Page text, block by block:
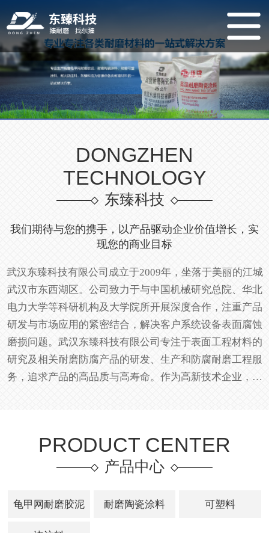
DONGZHEN
TECHNOLOGY
东臻科技
我们期待与您的携手，以产品驱动企业价值增长，实
现您的商业目标
武汉东臻科技有限公司成立于2009年，坐落于美丽的江城
武汉市东西湖区。公司致力于与中国机械研究总院、华北
电力大学等科研机构及大学院所开展深度合作，注重产品
研发与市场应用的紧密结合，解决客户系统设备表面腐蚀
磨损问题。武汉东臻科技有限公司专注于表面工程材料的
研究及相关耐磨防腐产品的研发、生产和防腐耐磨工程服
务，追求产品的高品质与高寿命。作为高新技术企业，公
广泛赞誉。公司产品种类丰富，涵盖三百余类产品，涉及
到海洋、航空等多个领域，展现了公司在耐磨防腐技术领
秉承专业精神，为客户提供更优质的产品与服务。公司精
PRODUCT CENTER
产品中心
龟甲网耐磨胶泥 耐磨陶瓷涂料 可塑料